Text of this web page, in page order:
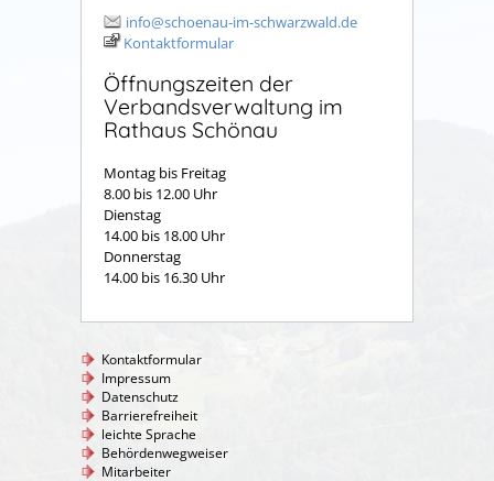
info@schoenau-im-schwarzwald.de
Kontaktformular
Öffnungszeiten der
Verbandsverwaltung im
Rathaus Schönau
Montag bis Freitag
8.00 bis 12.00 Uhr
Dienstag
14.00 bis 18.00 Uhr
Donnerstag
14.00 bis 16.30 Uhr
Kontaktformular
Impressum
Datenschutz
Barrierefreiheit
leichte Sprache
Behördenwegweiser
Mitarbeiter